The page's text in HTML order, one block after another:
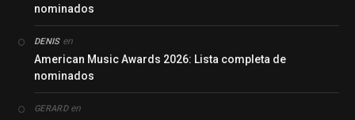
nominados
DENISen
American Music Awards 2026: Lista completa de
nominados
GERARDen